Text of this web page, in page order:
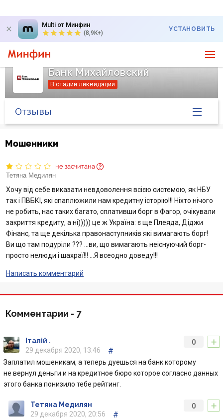
Multi от Минфин
(8,9K+)
УСТАНОВИТЬ
Банк Михайловский
В стадии ликвидации
Банк в новостях
Курс валют в банке
Вопросы банку
Отзывы
Отзывы
Акции
Счета для бизнеса
Мошенники
не засчитана
Тетяна Медилян
Хочу від себе виказати невдоволення всією системою, як НБУ
так і ПВБКІ, які спаплюжили нам кредитну історію!!! Ніхто нічого
не робить, нас таких багато, сплативши борг в Фагор, очікували
закриття кредиту, а ні))))) це ж Україна: є ще Плеяда, Діджи
Фінанс, та ще декілька правонаступників які вимагають борг!
Ви що там подуріли ??? …ви, що вимагають неіснуючий борг-
просто нелюди і шахраї!!! …Я всеодно доведу!!!
Написать комментарий
Комментарии - 7
+
0
Італій .
29 декабря 2020, 13:46
#
Заплатил мошеникам, а теперь дуешься на банк которому
не вернул деньги и на кредитное бюро которое согласно данных
этого банка понизило тебе рейтинг.
+
0
Тетяна Медилян
29 декабря 2020, 20:56
#